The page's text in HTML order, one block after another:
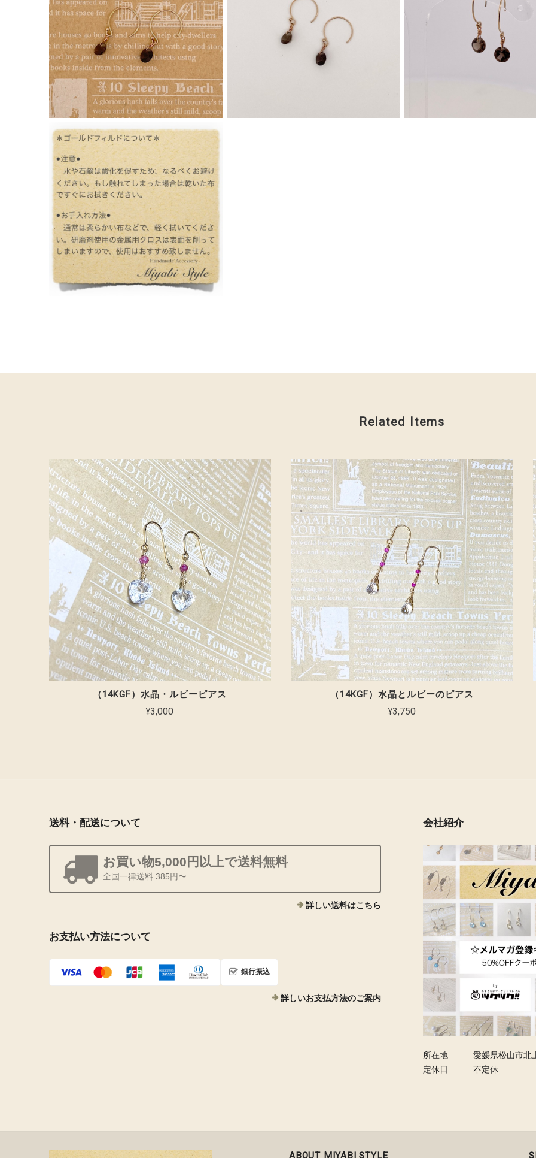
Related Items
（14KGF）水晶・ルビーピアス
¥3,000
（14KGF）水晶とルビーのピアス
¥3,750
送料・配送について
お買い物5,000円以上で送料無料
全国一律送料 385円〜
詳しい送料はこちら
お支払い方法について
銀行振込
詳しいお支払方法のご案内
会社紹介
所在地
愛媛県松山市北
定休日
不定休
ABOUT MIYABI STYLE